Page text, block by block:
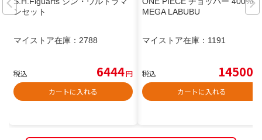
ンセット
マイストア在庫： 2788
税込 6444円
カートに入れる
MEGA LABUBU
マイストア在庫： 1191
税込 14500
カートに入れる